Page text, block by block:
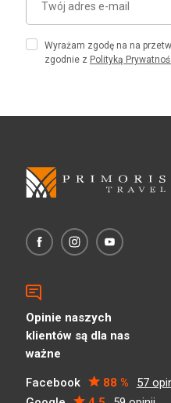
Wyrażam zgodę na na
zgodnie z Polityką
Opinie naszych
klientów są dla nas
ważne
Facebook 88 %
57